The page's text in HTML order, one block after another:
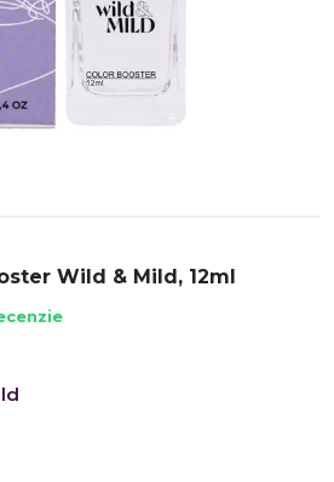
Wild & Mild, 12ml